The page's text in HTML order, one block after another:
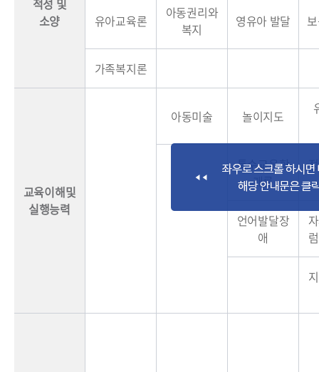
적성 및
소양
유아교육론
아동권리와
복지
영유아 발달
가족복지론
교육이해및
실행능력
아동미술 놀이지도
특수교육학
개론
언어발달장
애